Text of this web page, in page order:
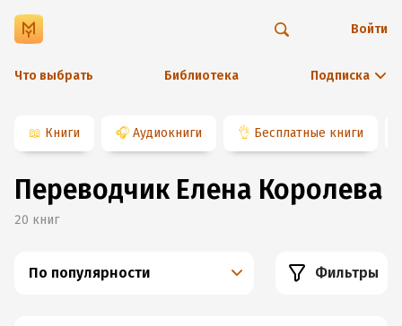
Что выбрать Библиотека Подписка
Войти
📖 Книги 🎧 Аудиокниги 👌 Бесплатные книги
Переводчик Елена Королева
20 книг
По популярности Фильтры